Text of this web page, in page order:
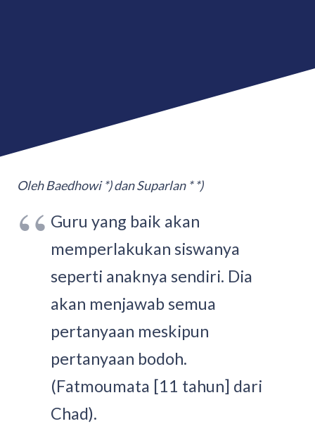
Oleh Baedhowi *) dan Suparlan * *)
Guru yang baik akan
memperlakukan siswanya
seperti anaknya sendiri. Dia
akan menjawab semua
pertanyaan meskipun
pertanyaan bodoh.
(Fatmoumata [11 tahun] dari
Chad).